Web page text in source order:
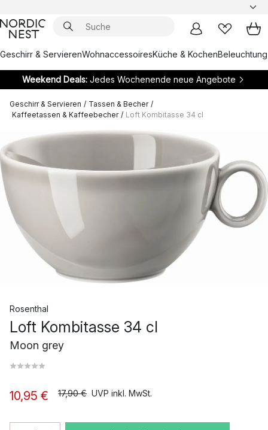
Geschirr & ServierenWohnaccessoiresKüche & KochenBeleuchtung
Weekend Deals:Jedes Wochenende neue Angebote
Geschirr & Servieren / Tassen & Becher /
Kaffeetassen & Kaffeebecher / Loft Kombitasse 34 cl
Rosenthal
Loft Kombitasse 34 cl
Moon grey
10,95 € 17,90 € UVP inkl. MwSt.